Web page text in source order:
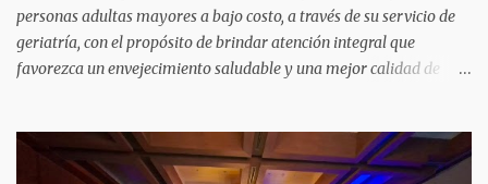
personas adultas mayores a bajo costo, a través de su servicio de
geriatría, con el propósito de brindar atención integral que
favorezca un envejecimiento saludable y una mejor calidad de
fundamentalmente en la prevención, el diagnóstico y tratamiento
de las enfermedades más comunes en las personas mayores de 60